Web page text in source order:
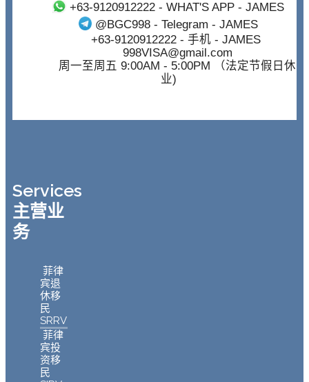
+63-9120912222- WHAT'S APP - JAMES
@BGC998 - Telegram - JAMES
+63-9120912222- 手机 - JAMES
998VISA@gmail.com
周一至周五 9:00AM - 5:00PM （法定节假日休
业)
Services
主营业
务
菲律
宾退
休移
民
SRRV
菲律
宾投
资移
民